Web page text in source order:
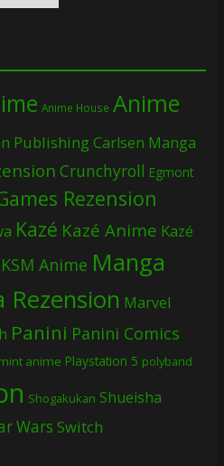
Anime House Anime
PublishingCarlsen Manga
Crunchyroll Egmont
Rezension
Kazé Kazé Anime Kazé
KSM Anime Manga
Rezension Marvel
Panini Panini Comics
anime Playstation 5 polyband
Shogakukan Shueisha
Wars Switch